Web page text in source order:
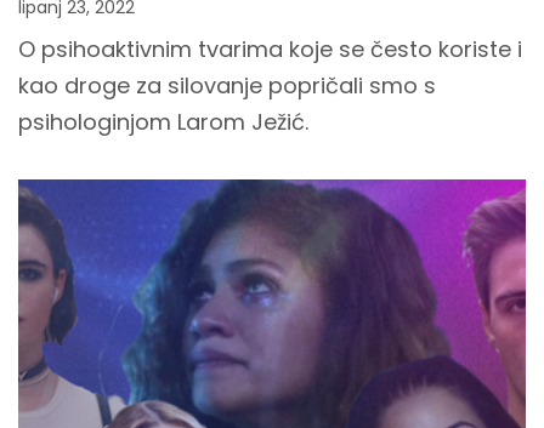
lipanj 23, 2022
O psihoaktivnim tvarima koje se često koriste i
kao droge za silovanje popričali smo s
psihologinjom Larom Ježić.